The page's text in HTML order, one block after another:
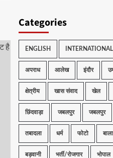
Categories
ENGLISH INTERNATIONAL
अपराध आलेख इंदौर
क्षेत्रीय खास संवाद खेल
छिंदवाड़ा जबलपुर जबलपुर
तबादला धर्म फोटो
बड़वानी भर्ती/रोजगार भोपाल